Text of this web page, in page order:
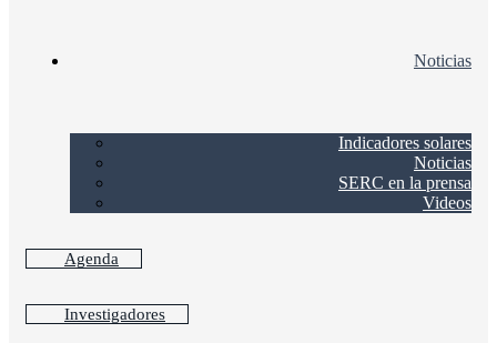
Noticias
Indicadores solares
Noticias
SERC en la prensa
Videos
Agenda
Investigadores